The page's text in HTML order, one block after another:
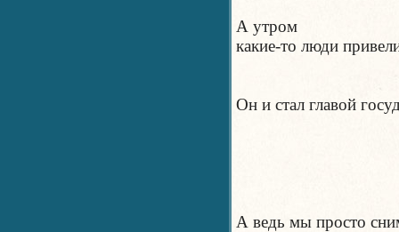
А утром
какие-то люди
Он и стал главой
А ведь мы просто